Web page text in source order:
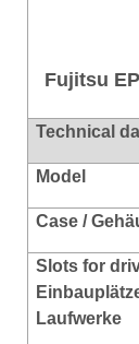
Fujitsu
Technical
Model
Case /
Slots for
Laufwerke